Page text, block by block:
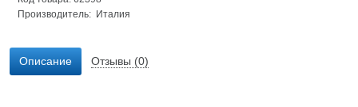
Производитель: Италия
Описание Отзывы (0)